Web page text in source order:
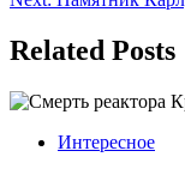
по
записям
Related Posts
Интересное